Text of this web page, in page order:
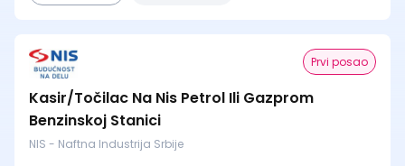
Prvi posao
Kasir/Točilac Na Nis Petrol Ili Gazprom
Benzinskoj Stanici
NIS - Naftna Industrija Srbije